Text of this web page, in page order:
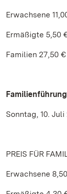
Erwachsene
Ermäßigte 5,50
Familien 27,50 €
Familienführung
Sonntag, 10. Juli
PREIS FÜR
Erwachsene